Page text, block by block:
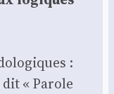
:
« Parole